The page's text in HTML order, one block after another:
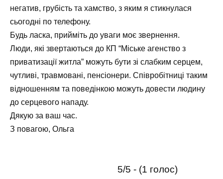
негатив, грубість та хамство, з яким я стикнулася
сьогодні по телефону.
Будь ласка, прийміть до уваги моє звернення.
Люди, які звертаються до КП “Міське агенство з
приватизації житла” можуть бути зі слабким серцем,
чутливі, травмовані, пенсіонери. Співробітниці таким
відношенням та поведінкою можуть довести людину
до серцевого нападу.
Дякую за ваш час.
З повагою, Ольга
5/5 - (1 голос)